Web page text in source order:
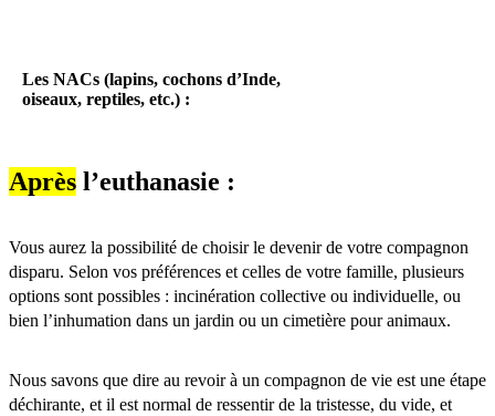
Les NACs (lapins, cochons d’Inde,
oiseaux, reptiles, etc.) :
Après l’euthanasie :
Vous aurez la possibilité de choisir le devenir de votre compagnon
disparu. Selon vos préférences et celles de votre famille, plusieurs
options sont possibles : incinération collective ou individuelle, ou
bien l’inhumation dans un jardin ou un cimetière pour animaux.
Nous savons que dire au revoir à un compagnon de vie est une étape
déchirante, et il est normal de ressentir de la tristesse, du vide, et